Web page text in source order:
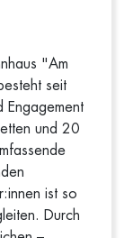
"Am
seit
Engagement
und 20
ist so
Durch